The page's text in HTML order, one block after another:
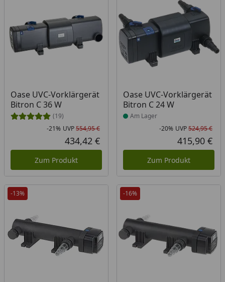
Oase UVC-Vorklärgerät
Bitron C 36 W
(19)
Rabatt in Prozent
-21%
Ursprünglicher Preis
UVP554,95 €
Aktueller Preis
434,42 €
Zum Produkt
Oase UVC-Vorklärgerät
Bitron C 24 W
Produkt am Lager
Am Lager
-20% UVP524,95 €
415,90 €
Zum Produkt
-13% -16%